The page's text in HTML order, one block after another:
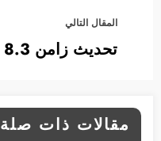
المقال التالي
تحديث زامن 8.3 ونتائج الاستبيان
مقالات ذات صلة